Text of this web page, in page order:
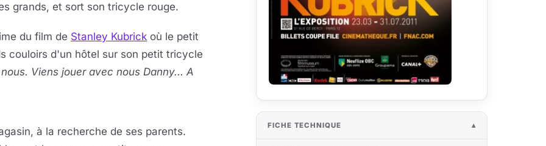
grands, et sort son tricycle rouge.
du film de Stanley Kubrick où le petit
couloirs d'un hôtel sur son petit tricycle
Viens jouer avec nous Danny... A
se charge au clicà la recherche de ses parents.
FICHE TECHNIQUE